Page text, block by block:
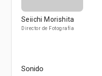
Seiichi Morishita
Director de Fotografía
Sonido